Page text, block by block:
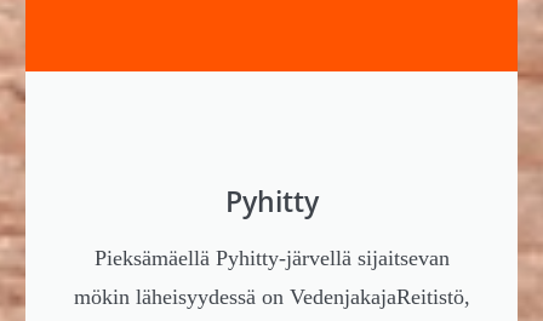
Pyhitty
Pieksämäellä Pyhitty-järvellä sijaitsevan
mökin läheisyydessä on VedenjakajaReitistö,